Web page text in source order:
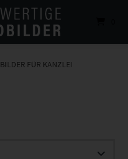
BILDER FÜR KANZLEI